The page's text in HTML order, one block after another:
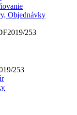
Objednávky
253
253